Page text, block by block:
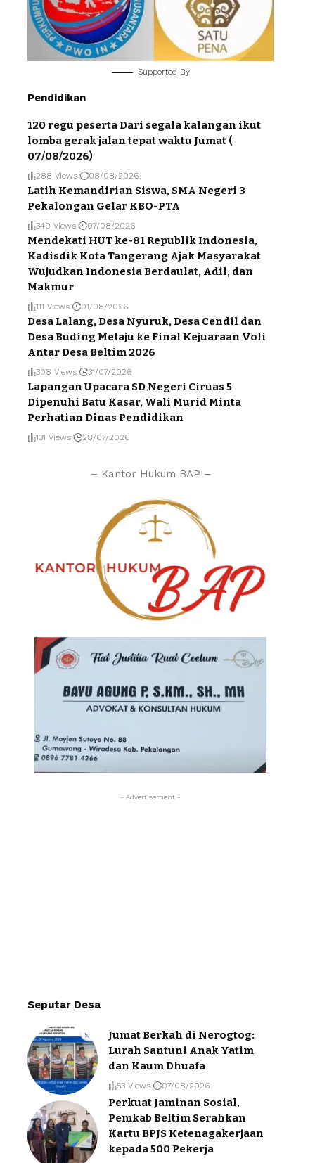
Supported By
Pendidikan
120 regu peserta Dari segala kalangan ikut
lomba gerak jalan tepat waktu Jumat (
07/08/2026)
288 Views 08/08/2026
Latih Kemandirian Siswa, SMA Negeri 3
Pekalongan Gelar KBO-PTA
349 Views 07/08/2026
Mendekati HUT ke-81 Republik Indonesia,
Kadisdik Kota Tangerang Ajak Masyarakat
Wujudkan Indonesia Berdaulat, Adil, dan
Makmur
111 Views 01/08/2026
Desa Lalang, Desa Nyuruk, Desa Cendil dan
Desa Buding Melaju ke Final Kejuaraan Voli
Antar Desa Beltim 2026
308 Views 31/07/2026
Lapangan Upacara SD Negeri Ciruas 5
Dipenuhi Batu Kasar, Wali Murid Minta
Perhatian Dinas Pendidikan
131 Views 28/07/2026
– Kantor Hukum BAP –
- Advertisement -
Seputar Desa
Jumat Berkah di Nerogtog:
Lurah Santuni Anak Yatim
dan Kaum Dhuafa
53 Views 07/08/2026
Perkuat Jaminan Sosial,
Pemkab Beltim Serahkan
Kartu BPJS Ketenagakerjaan
kepada 500 Pekerja